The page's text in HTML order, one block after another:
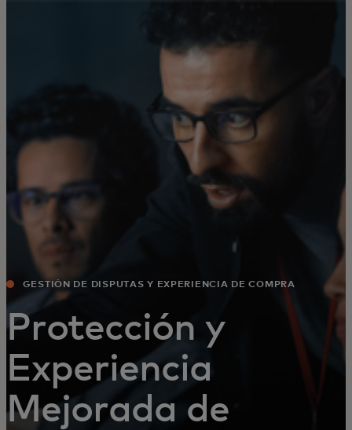
Para empresas
Para el mundo
Para innovadores
Noticias y tendencias
GESTIÓN DE DISPUTAS Y EXPERIENCIA DE COMPRA
MEJORADA
Protección y
Experiencia
Mejorada de